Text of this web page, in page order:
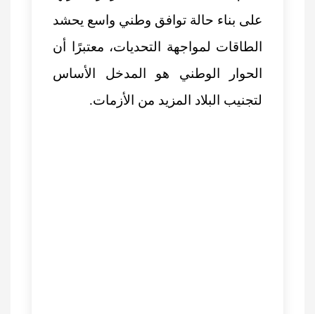
على بناء حالة توافق وطني واسع يحشد
الطاقات لمواجهة التحديات، معتبرًا أن
الحوار الوطني هو المدخل الأساس
لتجنيب البلاد المزيد من الأزمات.